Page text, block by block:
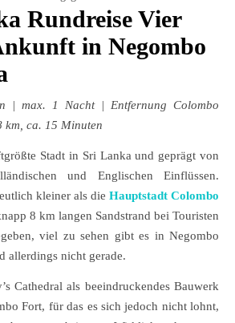
Rundreise Vier
in Negombo
| max. 1 Nacht | Entfernung Colombo
km, ca. 15 Minuten
Stadt in Sri Lanka und geprägt von
und Englischen Einflüssen.
kleiner als die Hauptstadt Colombo
8 km langen Sandstrand bei Touristen
viel zu sehen gibt es in Negombo
allerdings nicht gerade.
Cathedral als beeindruckendes Bauwerk
Fort, für das es sich jedoch nicht lohnt,